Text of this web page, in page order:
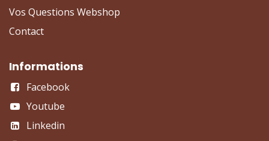
Vos Questions Webshop
Contact
Informations
Facebook
Youtube
Linkedin